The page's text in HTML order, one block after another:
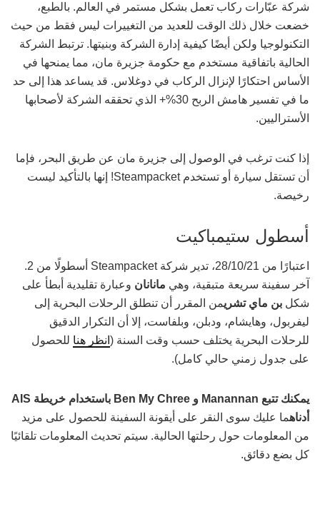
شركة عبّارات ركاب تعمل بشكل مستمر في العالم. بالطبع،
خضعت خلال ذلك الوقت للعديد من التغييرات ليس فقط من حيث
التكنولوجيا ولكن أيضًا كيفية إدارة الشركة وبنيتها. ترتبط الشركة
الحالية باتفاقية مستخدم مع حكومة جزيرة مان، مما يمنحها في
الأساس احتكارًا لإنزال الركاب في دوغلاس. قد يساعد هذا إلى حد
ما في تفسير هامش الربح 30%+ الذي تحققه الشركة لأصحابها
الأستراليين.
إذا كنت ترغب في الوصول إلى جزيرة مان عن طريق البحر، فإما
أن تستقل سيارة أو تستخدم Steampacket! إنها بالتأكيد ليست
رخيصة.
أسطول ستيمباكيت
اعتبارًا من 28/10/21، تدير شركة Steampacket أسطولًا من 2.
آخر سفينة سريعة متبقية، وهي مانانان وعبارة تقليدية أبطأ على
شكل بن ماي تشريمن المقرر أن تنطلق الرحلات البحرية إلى
ليفربول، وهايشام، ودبلن، وبلفاست، إلا أن التكرار الدقيق
للرحلات البحرية يختلف حسب وقت السنة ( انظر هنا للحصول
على جدول زمني حالي كامل).
يمكنك تتبع Manannan و Ben My Chree باستخدام خريطة AIS
أدناهما عليك سوى النقر على أيقونة السفينة للحصول على مزيد
من المعلومات حول رحلتها الحالية. سيتم تحديث المعلومات تلقائيًا
كل بضع دقائق.